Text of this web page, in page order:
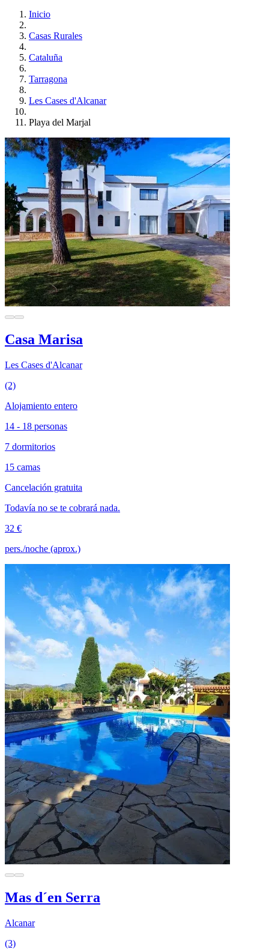
Inicio
Casas Rurales
Cataluña
Tarragona
Les Cases d'Alcanar
Playa del Marjal
Casa Marisa
Les Cases d'Alcanar
(2)
Alojamiento entero
14 - 18 personas
7 dormitorios
15 camas
Cancelación gratuita
Todavía no se te cobrará nada.
32 €
pers./noche (aprox.)
Mas d´en Serra
Alcanar
(3)